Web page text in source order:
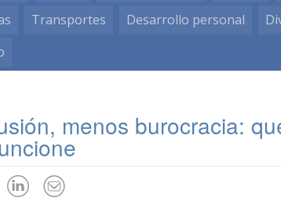
Transportes Desarrollo personal
menos burocracia: